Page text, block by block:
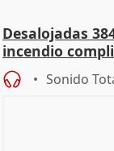
Desalojadas
incendio
Sonido